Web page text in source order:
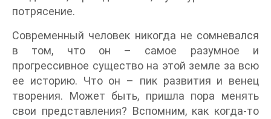
потрясение.
Современный человек никогда не сомневался
в том, что он – самое разумное и
прогрессивное существо на этой земле за всю
ее историю. Что он – пик развития и венец
творения. Может быть, пришла пора менять
свои представления? Вспомним, как когда-то